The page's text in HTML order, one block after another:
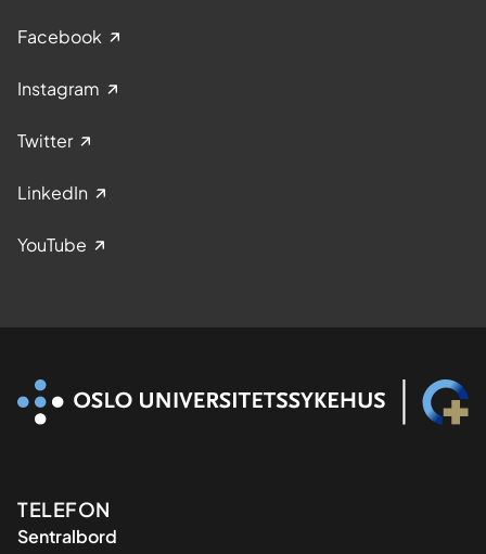
Facebook
Instagram
Twitter
LinkedIn
YouTube
Kontaktinformasjon
TELEFON
Sentralbord